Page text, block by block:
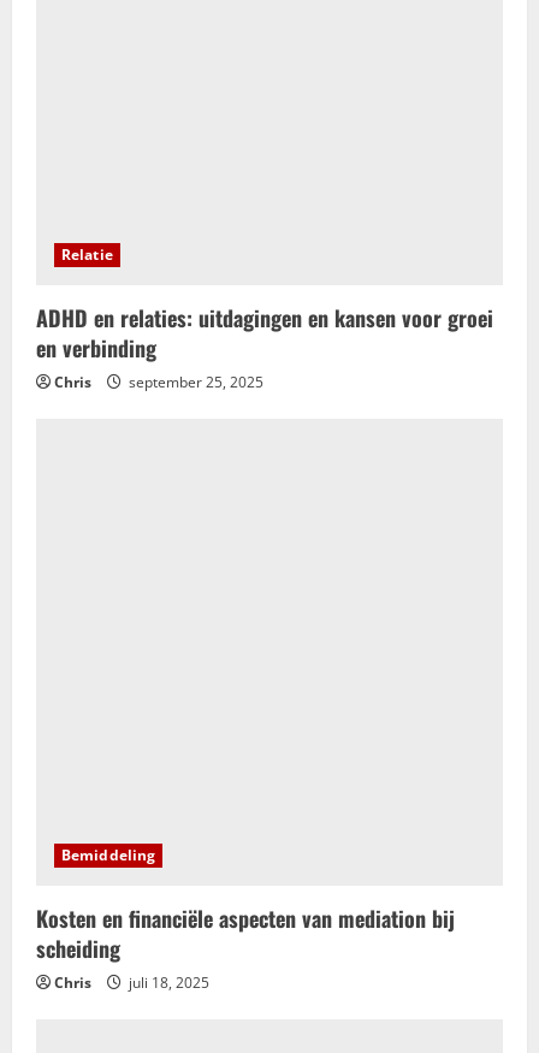
Relatie
ADHD en relaties: uitdagingen en kansen voor groei
en verbinding
Chris september 25, 2025
Bemiddeling
Kosten en financiële aspecten van mediation bij
scheiding
Chris juli 18, 2025